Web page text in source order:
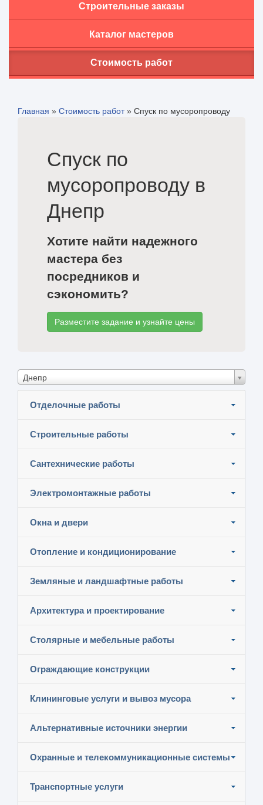
Строительные заказы
Каталог мастеров
Стоимость работ
Главная » Стоимость работ» Спуск по мусоропроводу
Спуск по
мусоропроводу в
Днепр
Хотите найти надежного
мастера без
посредников и
сэкономить?
Разместите задание и узнайте цены
Днепр
Отделочные работы
Строительные работы
Сантехнические работы
Электромонтажные работы
Окна и двери
Отопление и кондиционирование
Земляные и ландшафтные работы
Архитектура и проектирование
Столярные и мебельные работы
Ограждающие конструкции
Клининговые услуги и вывоз мусора
Альтернативные источники энергии
Охранные и телекоммуникационные системы
Транспортные услуги